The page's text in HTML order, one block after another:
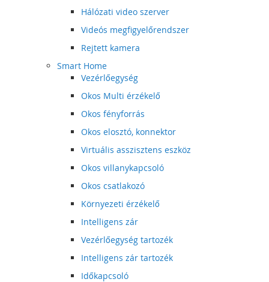
Hálózati video szerver
Videós megfigyelőrendszer
Rejtett kamera
Smart Home
Vezérlőegység
Okos Multi érzékelő
Okos fényforrás
Okos elosztó, konnektor
Virtuális asszisztens eszköz
Okos villanykapcsoló
Okos csatlakozó
Környezeti érzékelő
Intelligens zár
Vezérlőegység tartozék
Intelligens zár tartozék
Időkapcsoló